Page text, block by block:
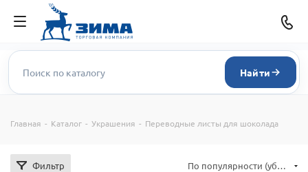
Найти
Главная - Каталог - Украшения - Переводные листы для шоколада
Фильтр По популярности (убывание)